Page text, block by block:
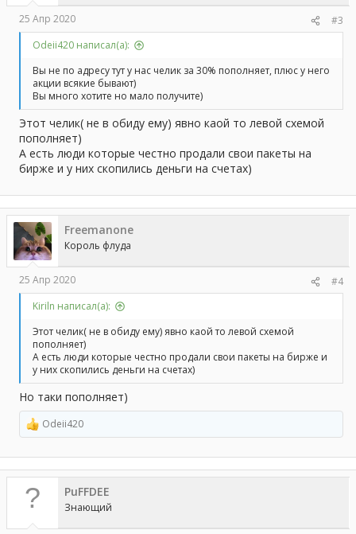
25 Апр 2020
#3
Odeii420 написал(а):
Вы не по адресу тут у нас челик за 30% пополняет, плюс у него
акции всякие бывают)
Вы много хотите но мало получите)
Этот челик( не в обиду ему) явно каой то левой схемой
пополняет)
А есть люди которые честно продали свои пакеты на
бирже и у них скопились деньги на счетах)
Freemanone
Король флуда
25 Апр 2020
#4
Kiriln написал(а):
Этот челик( не в обиду ему) явно каой то левой схемой
пополняет)
А есть люди которые честно продали свои пакеты на бирже и
у них скопились деньги на счетах)
Но таки пополняет)
Р
е
а
к
ц
и
и
Odeii420
PuFFDEE
Знающий